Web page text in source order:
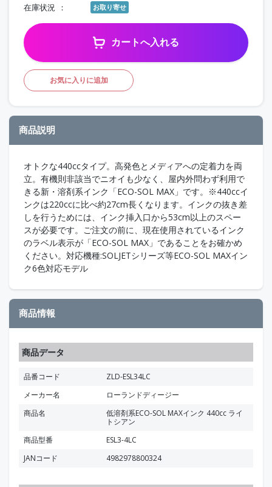
在庫状況 お取り寄せ
カートへ入れる
お気に入りに追加
商品説明
オトクな440ccタイプ。高発色とメディアへの定着力を両
立。有機則非該当でニオイも少なく、屋内外問わず利用で
きる新・溶剤系インク「ECO-SOL MAX」です。※440ccイ
ンクは220ccに比べ約27cm長くなります。インクの抜き差
しを行うためには、インク挿入口から53cm以上のスペー
スが必要です。ご注文の前に、現在使用されているインク
のラベル表示が「ECO-SOL MAX」であることをお確かめ
ください。対応機種:SOLJETシリーズ等ECO-SOL MAXイン
ク6色対応モデル
商品情報
商品データ
品番コード
ZLD-ESL34LC
メーカー名
ローランドディージー
商品名
低溶剤系ECO-SOL MAXインク 440cc ライ
トシアン
商品型番
ESL3-4LC
JANコード
4982978800324